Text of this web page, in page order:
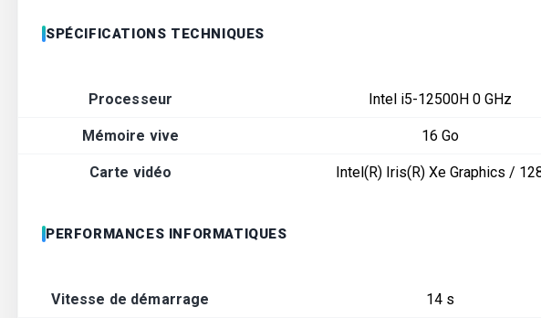
SPÉCIFICATIONS TECHNIQUES
Processeur Intel i5-12500H 0 GHz
Mémoire vive 16 Go
Carte vidéo Intel(R) Iris(R) Xe Graphics /
PERFORMANCES INFORMATIQUES
Vitesse de démarrage 14 s